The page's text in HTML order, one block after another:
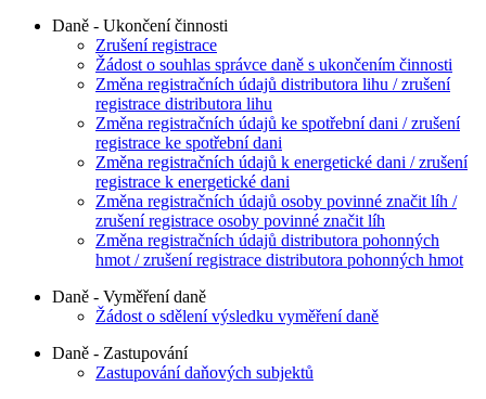
Daně - Ukončení činnosti
Zrušení registrace
Žádost o souhlas správce daně s ukončením činnosti
Změna registračních údajů distributora lihu / zrušení
registrace distributora lihu
Změna registračních údajů ke spotřební dani / zrušení
registrace ke spotřební dani
Změna registračních údajů k energetické dani / zrušení
registrace k energetické dani
Změna registračních údajů osoby povinné značit líh /
zrušení registrace osoby povinné značit líh
Změna registračních údajů distributora pohonných
hmot / zrušení registrace distributora pohonných hmot
Daně - Vyměření daně
Žádost o sdělení výsledku vyměření daně
Daně - Zastupování
Zastupování daňových subjektů